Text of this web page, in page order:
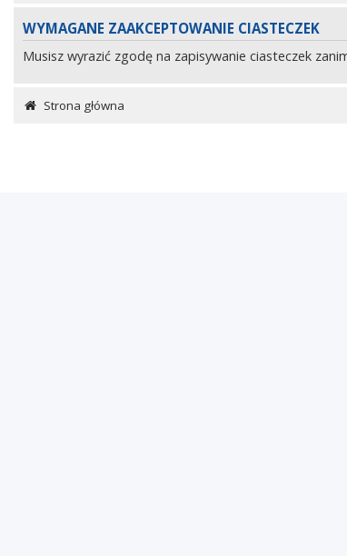
WYMAGANE ZAAKCEPTOWANIE CIASTECZEK
Musisz wyrazić zgodę na zapisywanie ciasteczek
Strona główna